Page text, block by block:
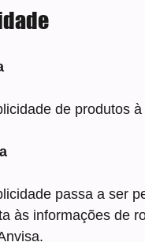
de produtos
passa a ser
às informações de